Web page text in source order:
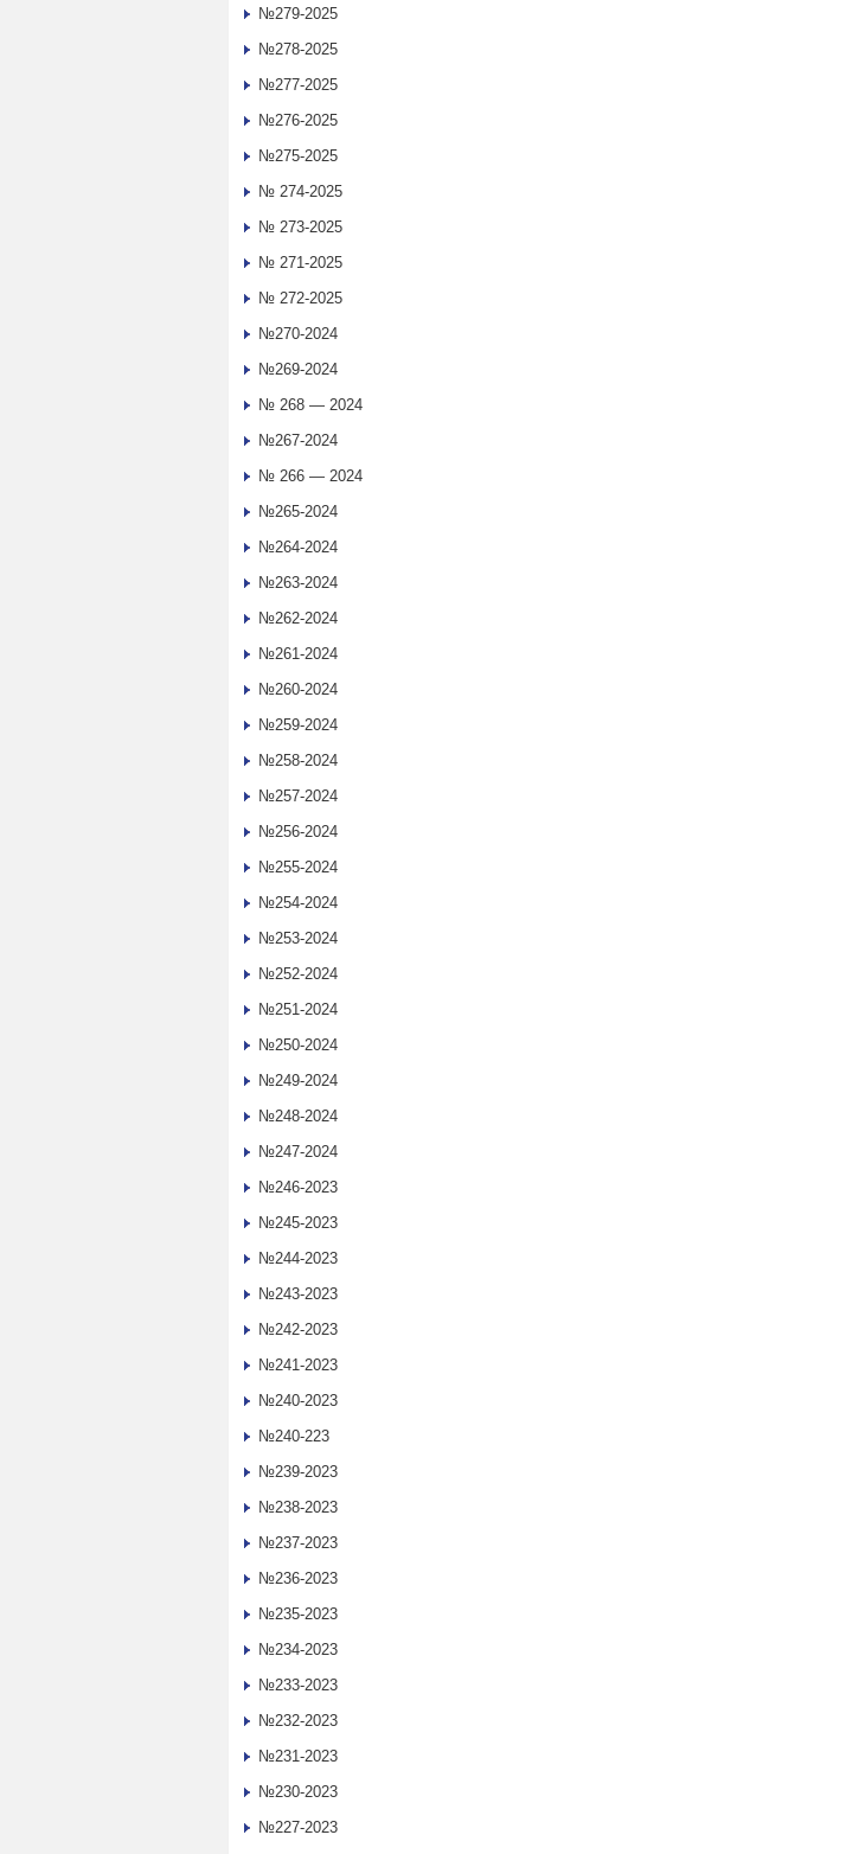
№279-2025
№278-2025
№277-2025
№276-2025
№275-2025
№ 274-2025
№ 273-2025
№ 271-2025
№ 272-2025
№270-2024
№269-2024
№ 268 — 2024
№267-2024
№ 266 — 2024
№265-2024
№264-2024
№263-2024
№262-2024
№261-2024
№260-2024
№259-2024
№258-2024
№257-2024
№256-2024
№255-2024
№254-2024
№253-2024
№252-2024
№251-2024
№250-2024
№249-2024
№248-2024
№247-2024
№246-2023
№245-2023
№244-2023
№243-2023
№242-2023
№241-2023
№240-2023
№240-223
№239-2023
№238-2023
№237-2023
№236-2023
№235-2023
№234-2023
№233-2023
№232-2023
№231-2023
№230-2023
№227-2023